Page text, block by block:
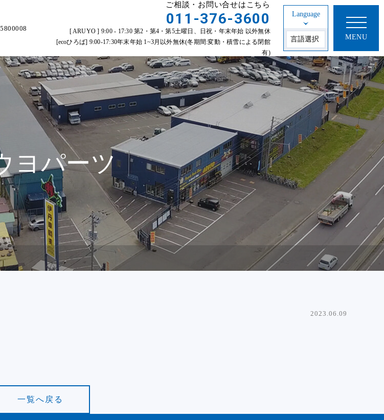
ご相談・お問い合せはこちら
011-376-3600
[ ARUYO ] 9:00 - 17:30 第2・第4・第5土曜日、日祝・年末年始 以外無休
[ecoひろば] 9:00-17:30年末年始 1~3月以外無休(冬期間:変動・積雪による閉館
有)
Language
MENU
ヨパーツ
2023.06.09
一覧へ戻る